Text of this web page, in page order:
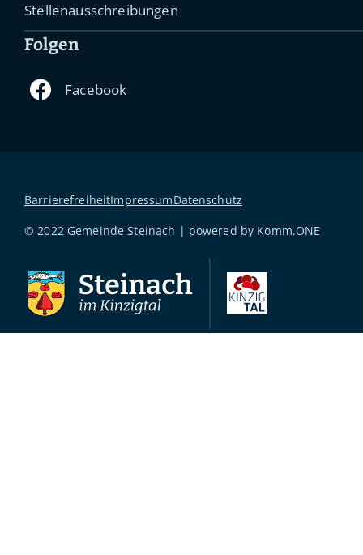
Stellenausschreibungen
Folgen
BarrierefreiheitImpressumDatenschutz
© 2022 Gemeinde Steinach | powered by Komm.ONE